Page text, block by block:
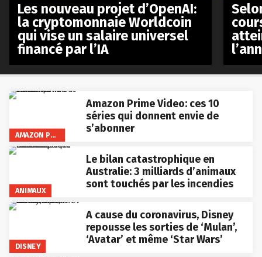
AMAZON PRIME VIDEO
Amazon Prime Video: ces 10
séries qui donnent envie de
s’abonner
ANIMAUX
Le bilan catastrophique en
Australie: 3 milliards d’animaux
sont touchés par les incendies
DISNEY
A cause du coronavirus, Disney
repousse les sorties de ‘Mulan’,
‘Avatar’ et même ‘Star Wars’
Les nouveau projet d’OpenAI:
la cryptomonnaie Worldcoin
qui vise un salaire universel
financé par l’IA